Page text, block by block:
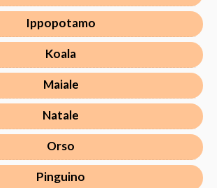
Ippopotamo
Koala
Maiale
Natale
Orso
Pinguino